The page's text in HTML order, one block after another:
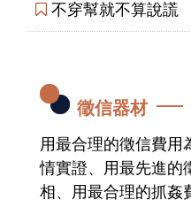
不穿幫就不算說謊
徵信器材
用最合理的徵信費用
情實證、用最先進的
相、用最合理的抓姦